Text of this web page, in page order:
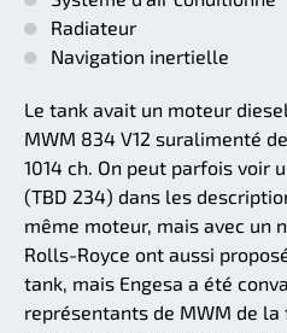
Radiateur
Navigation inertielle
Le tank avait un moteur
MWM 834 V12 suralimenté
1014 ch. On peut parfois voir
(TBD 234) dans les
même moteur, mais avec un
Rolls-Royce ont aussi
tank, mais Engesa a été
représentants de MWM de